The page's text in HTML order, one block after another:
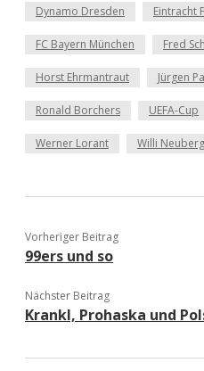
Dynamo Dresden Eintracht
FC Bayern München Fred
Horst Ehrmantraut Jürgen
Ronald Borchers UEFA-Cup
Werner Lorant Willi
Vorheriger Beitrag
99ers und so
Nächster Beitrag
Krankl, Prohaska und